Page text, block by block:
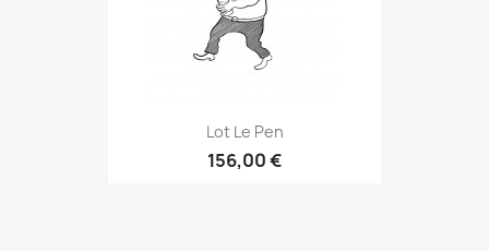
Lot Le Pen
156,00 €